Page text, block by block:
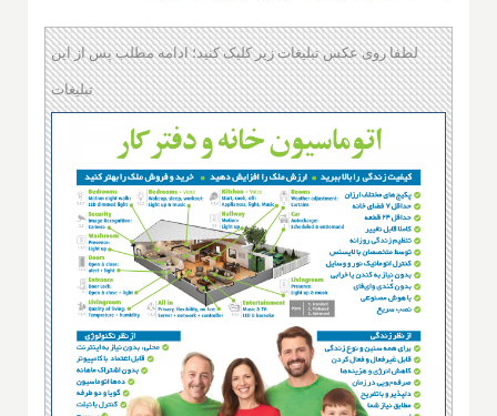
لطفا روی عکس تبلیغات زیر کلیک کنید؛ ادامه مطلب پس از این
تبلیغات